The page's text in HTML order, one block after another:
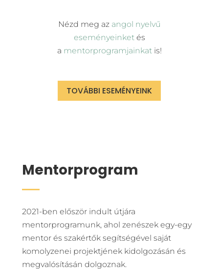
Nézd meg az angol nyelvű
eseményeinketés
a mentorprogramjainkatis!
TOVÁBBI ESEMÉNYEINK
Mentorprogram
2021-ben először indult útjára
mentorprogramunk, ahol zenészek egy-egy
mentor és szakértők segítségével saját
komolyzenei projektjének kidolgozásán és
megvalósításán dolgoznak.